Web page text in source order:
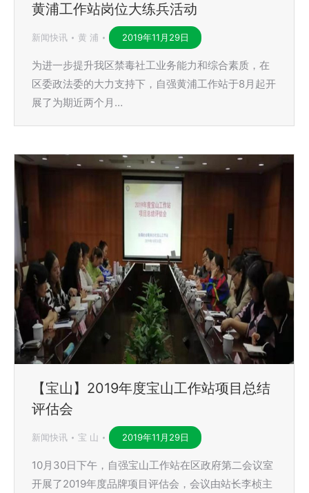
黄浦工作站岗位大练兵活动
新闻快讯 黄 浦 2019年11月29日
为进一步提升我区禁毒社工业务能力和综合素质，在
区委政法委的大力支持下，自强黄浦工作站于8月起开
展了为期近两个月…
【宝山】2019年度宝山工作站项目总结
评估会
新闻快讯 宝 山 2019年11月29日
10月30日下午，自强宝山工作站在区政府第二会议室
开展了2019年度品牌项目评估会，会议由站长李桢主